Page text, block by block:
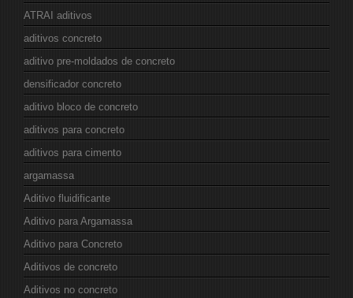
ATRAI aditivos
aditivos concreto
aditivo pre-moldados de concreto
densificador concreto
aditivo bloco de concreto
aditivos para concreto
aditivos para cimento
argamassa
Aditivo fluidificante
Aditivo para Argamassa
Aditivo para Concreto
Aditivos de concreto
Aditivos no concreto